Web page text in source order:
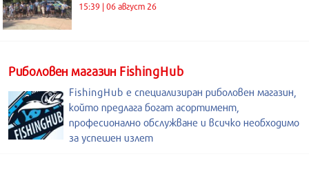
15:39 | 06 август 26
Риболовен магазин FishingHub
FishingHub е специализиран риболовен магазин,
който предлага богат асортимент,
професионално обслужване и всичко необходимо
за успешен излет